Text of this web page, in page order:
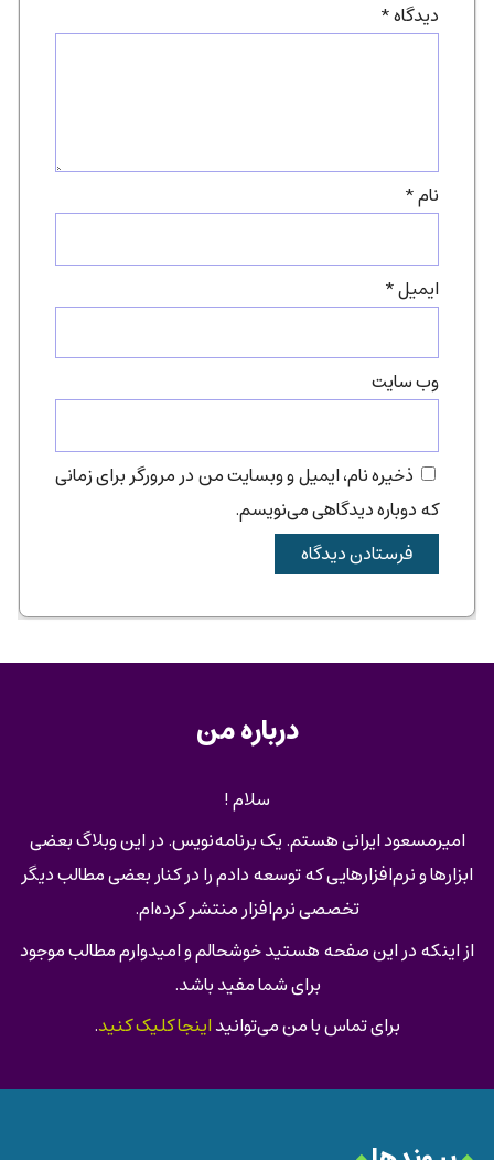
دیدگاه*
نام*
ایمیل*
وب‌ سایت
ذخیره نام، ایمیل و وبسایت من در مرورگر برای زمانی
که دوباره دیدگاهی می‌نویسم.
درباره من
سلام !
امیرمسعود ایرانی هستم. یک برنامه‌نویس. در این وبلاگ بعضی
ابزارها و نرم‌افزارهایی که توسعه دادم را در کنار بعضی مطالب دیگر
تخصصی نرم‌افزار منتشر کرده‌ام.
از اینکه در این صفحه هستید خوشحالم و امیدوارم مطالب موجود
برای شما مفید باشد.
برای تماس با من می‌توانیداینجا کلیک کنید.